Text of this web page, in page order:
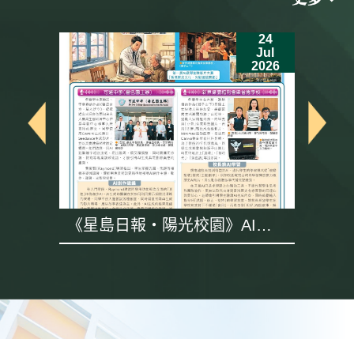
24
Jul
2026
《星島日報・陽光校園》AI專
題採訪